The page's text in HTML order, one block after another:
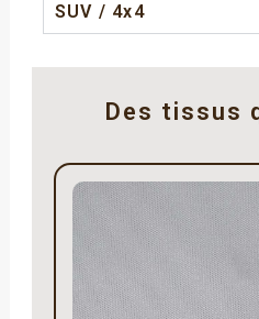
SUV / 4x4
Des tissus